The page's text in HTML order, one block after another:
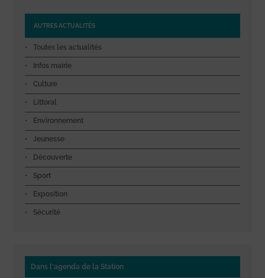
AUTRES ACTUALITÉS
Toutes les actualités
Infos mairie
Culture
Littoral
Environnement
Jeunesse
Découverte
Sport
Exposition
Sécurité
Dans l'agenda de la Station